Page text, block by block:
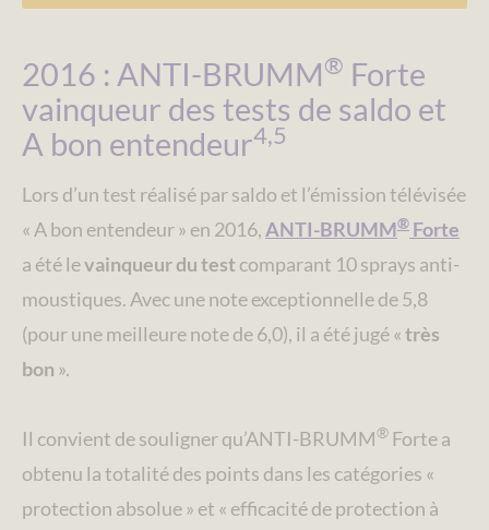
2016 : ANTI-BRUMM® Forte
vainqueur des tests de saldo et
A bon entendeur4,5
Lors d’un test réalisé par saldo et l’émission télévisée
« A bon entendeur » en 2016,ANTI-BRUMM® Forte
a été levainqueur du test comparant 10 sprays anti-
moustiques. Avec une note exceptionnelle de 5,8
(pour une meilleure note de 6,0), il a été jugé «très
bon ».
Il convient de souligner qu’ANTI-BRUMM® Forte a
obtenu la totalité des points dans les catégories «
protection absolue » et « efficacité de protection à